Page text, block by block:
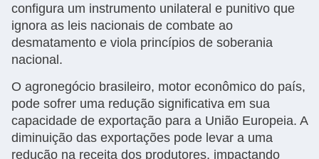
configura um instrumento unilateral e punitivo que
ignora as leis nacionais de combate ao
desmatamento e viola princípios de soberania
nacional.
O agronegócio brasileiro, motor econômico do país,
pode sofrer uma redução significativa em sua
capacidade de exportação para a União Europeia. A
diminuição das exportações pode levar a uma
redução na receita dos produtores, impactando